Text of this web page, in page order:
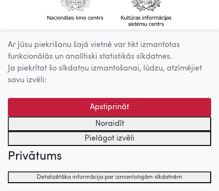
Ar Jūsu piekrišanu šajā vietnē var tikt izmantotas
funkcionālās un analītiski statistikās sīkdatnes.
Ja piekrītat šo sīkdatņu izmantošanai, lūdzu, atzīmējiet
savu izvēli:
Apstiprināt
Noraidīt
Pielāgot izvēli
Privātums
Detalizētāka informācija par izmantotajām sīkdatnēm